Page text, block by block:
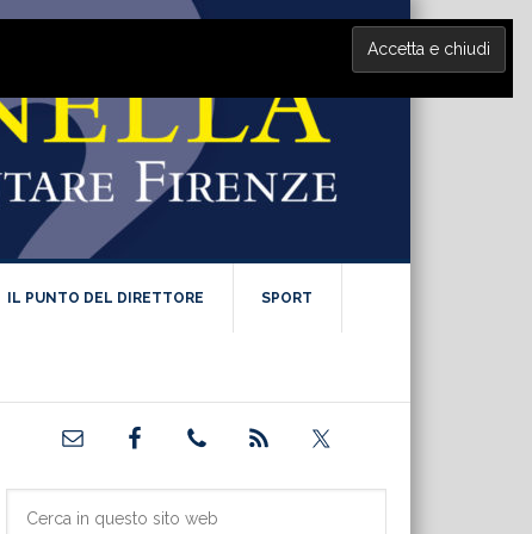
IL PUNTO DEL DIRETTORE SPORT
Barra
primaria